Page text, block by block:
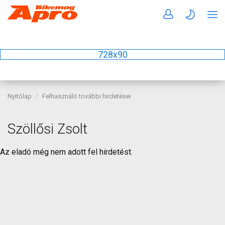
728x90
Nyitólap Felhasználó további hirdetései
Szöllősi Zsolt
Az eladó még nem adott fel hirdetést.